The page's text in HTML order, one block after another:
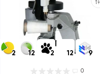
2 12 2 12 9
0